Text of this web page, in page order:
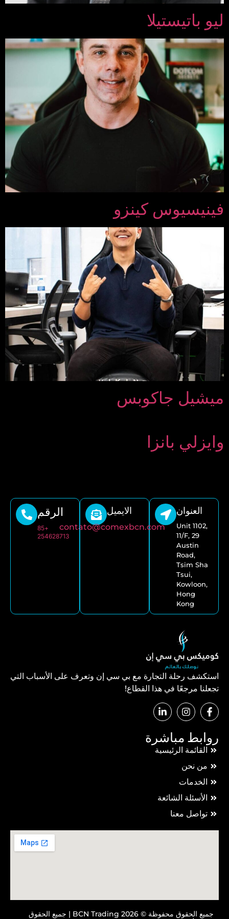
ليو باتيستيلا
فينيسيوس كينزو
ميشيل جاكوبس
وايزلي بانزا
العنوان
Unit 1102,
11/F, 29
Austin
Road,
Tsim Sha
Tsui,
Kowloon,
Hong
Kong
الايميل
contato@comexbcn.com
الرقم
+85
254628713
استكشف رحلة التجارة مع بي سي إن وتعرف على الأسباب التي
تجعلنا مرجعًا في هذا القطاع!
روابط مباشرة
القائمة الرئيسية
من نحن
الخدمات
الأسئلة الشائعة
تواصل معنا
جميع الحقوق محفوظة © 2026 BCN Trading | جميع الحقوق